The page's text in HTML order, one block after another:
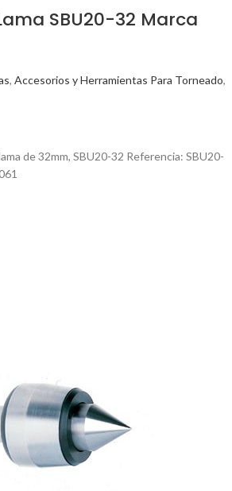
SBU20-32 Marca
, Accesorios y Herramientas Para Torneado,
de 32mm, SBU20-32 Referencia: SBU20-